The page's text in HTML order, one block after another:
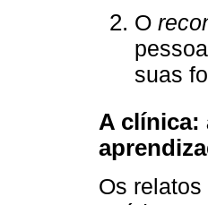
O
suas
A clínica:
Os